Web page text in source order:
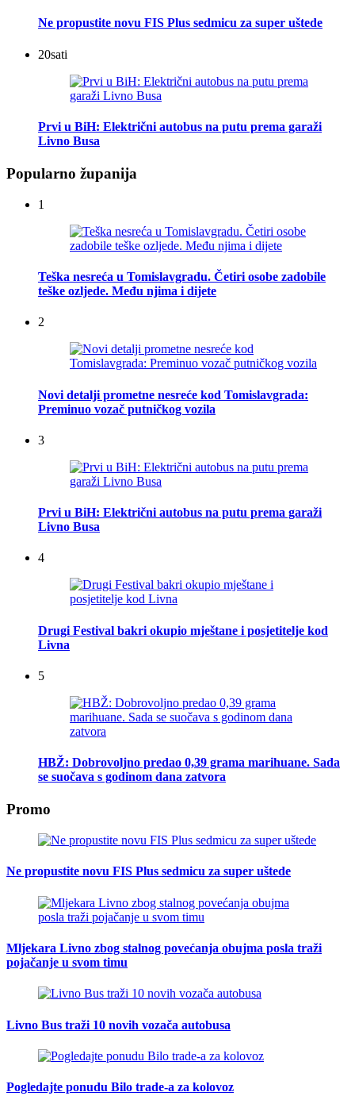
Ne propustite novu FIS Plus sedmicu za super uštede
20sati
Prvi u BiH: Električni autobus na putu prema garaži
Livno Busa
Popularno županija
1
Teška nesreća u Tomislavgradu. Četiri osobe zadobile
teške ozljede. Među njima i dijete
2
Novi detalji prometne nesreće kod Tomislavgrada:
Preminuo vozač putničkog vozila
3
Prvi u BiH: Električni autobus na putu prema garaži
Livno Busa
4
Drugi Festival bakri okupio mještane i posjetitelje kod
Livna
5
HBŽ: Dobrovoljno predao 0,39 grama marihuane. Sada
se suočava s godinom dana zatvora
Promo
Ne propustite novu FIS Plus sedmicu za super uštede
Mljekara Livno zbog stalnog povećanja obujma posla traži
pojačanje u svom timu
Livno Bus traži 10 novih vozača autobusa
Pogledajte ponudu Bilo trade-a za kolovoz